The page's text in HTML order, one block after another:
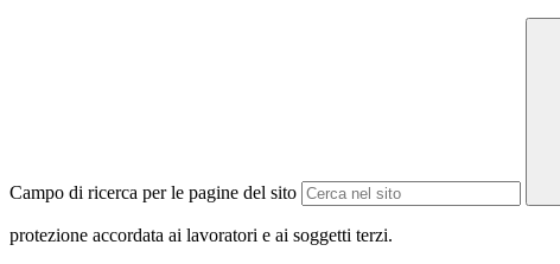
Campo di ricerca per le pagine del sito
protezione accordata ai lavoratori e ai soggetti terzi.